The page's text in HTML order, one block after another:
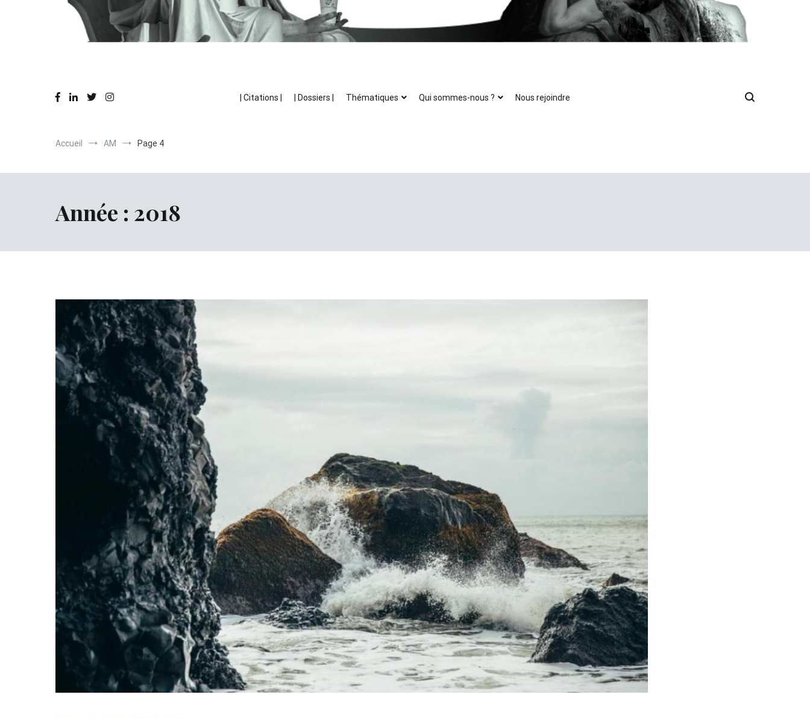
| Citations |
| Dossiers | Thématiques Qui sommes-nous ? Nous rejoindre
Accueil AM Page 4
Année : 2018